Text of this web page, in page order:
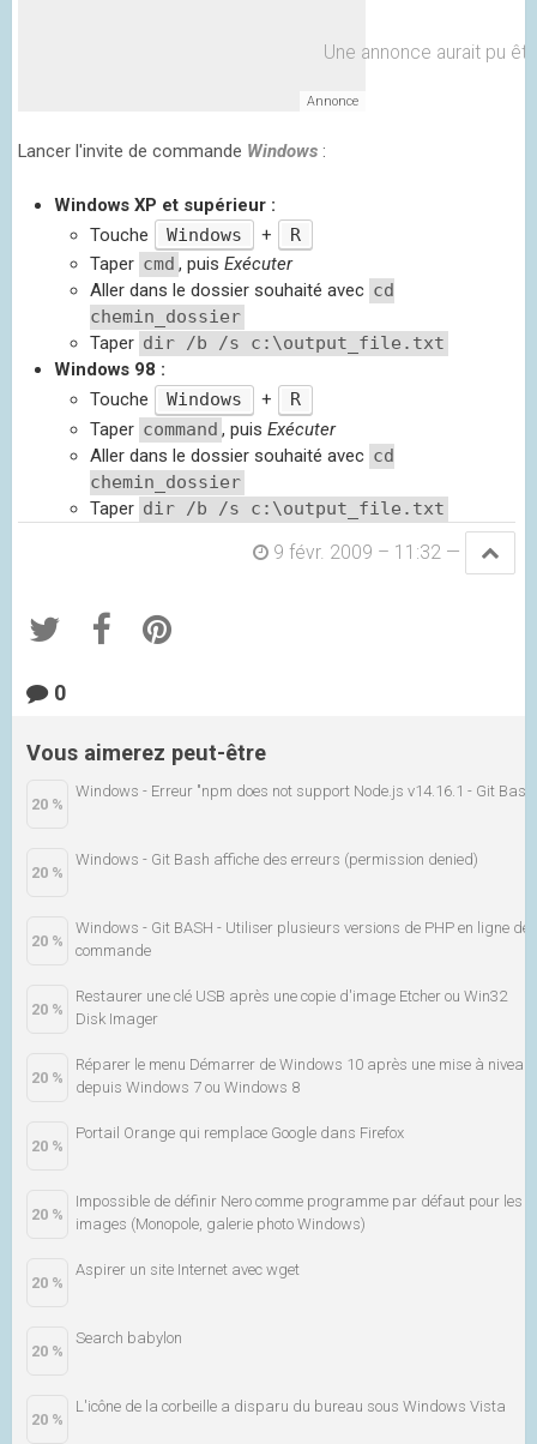
Une annonce aurait pu
Lancer l'invite de commande Windows :
Windows XP et supérieur :
Touche
Windows +
R
Taper cmd , puis Exécuter
Aller dans le dossier souhaité avec cd
chemin_dossier
Taper dir /b /s c:\output_file.txt
Windows 98 :
Touche
Windows +
R
Taper command , puis Exécuter
Aller dans le dossier souhaité avec cd
chemin_dossier
Taper dir /b /s c:\output_file.txt
9 févr. 2009 – 11:32 —
0
Vous aimerez peut-être
20 %
Windows - Erreur "npm does not support Node.js v14.16.1 - Git Bash
20 %
Windows - Git Bash affiche des erreurs (permission denied)
20 %
Windows - Git BASH - Utiliser plusieurs versions de PHP en ligne de
commande
20 %
Restaurer une clé USB après une copie d'image Etcher ou Win32
Disk Imager
20 %
Réparer le menu Démarrer de Windows 10 après une mise à niveau
depuis Windows 7 ou Windows 8
20 %
Portail Orange qui remplace Google dans Firefox
20 %
Impossible de définir Nero comme programme par défaut pour les
images (Monopole, galerie photo Windows)
20 %
Aspirer un site Internet avec wget
20 %
Search babylon
20 %
L'icône de la corbeille a disparu du bureau sous Windows Vista